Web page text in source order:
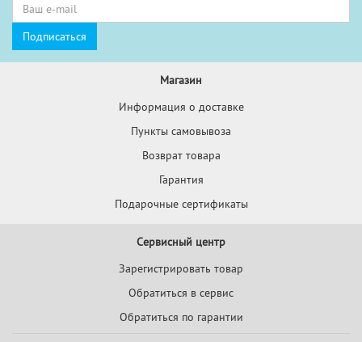
Магазин
Информация о доставке
Пункты самовывоза
Возврат товара
Гарантия
Подарочные сертификаты
Сервисный центр
Зарегистрировать товар
Обратиться в сервис
Обратиться по гарантии